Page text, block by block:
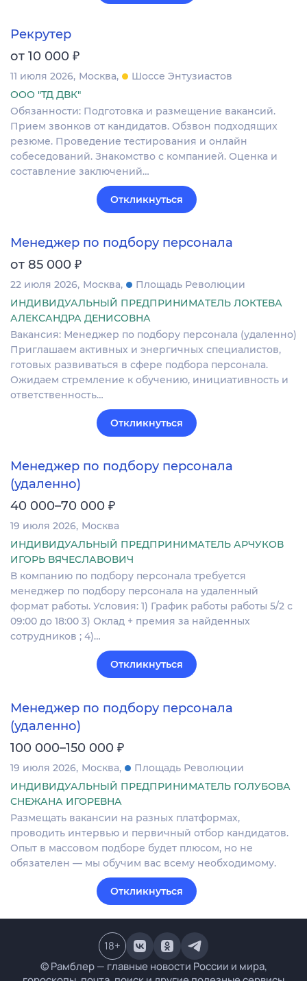
Рекрутер
от 10 000 ₽
11 июля 2026 Москва
Шоссе Энтузиастов
ООО "ТД ДВК"
Обязанности: Подготовка и размещение вакансий.
Прием звонков от кандидатов. Обзвон подходящих
резюме. Проведение тестирования и онлайн
собеседований. Знакомство с компанией. Оценка и
составление заключений…
Откликнуться
Менеджер по подбору персонала
от 85 000 ₽
22 июля 2026 Москва
Площадь Революции
ИНДИВИДУАЛЬНЫЙ ПРЕДПРИНИМАТЕЛЬ ЛОКТЕВА
АЛЕКСАНДРА ДЕНИСОВНА
Вакансия: Менеджер по подбору персонала (удаленно)
Приглашаем активных и энергичных специалистов,
готовых развиваться в сфере подбора персонала.
Ожидаем стремление к обучению, инициативность и
ответственность…
Откликнуться
Менеджер по подбору персонала
(удаленно)
40 000–70 000 ₽
19 июля 2026 Москва
ИНДИВИДУАЛЬНЫЙ ПРЕДПРИНИМАТЕЛЬ АРЧУКОВ
ИГОРЬ ВЯЧЕСЛАВОВИЧ
В компанию по подбору персонала требуется
менеджер по подбору персонала на удаленный
формат работы. Условия: 1) График работы работы 5/2 с
09:00 до 18:00 3) Оклад + премия за найденных
сотрудников ; 4)…
Откликнуться
Менеджер по подбору персонала
(удаленно)
100 000–150 000 ₽
19 июля 2026 Москва
Площадь Революции
ИНДИВИДУАЛЬНЫЙ ПРЕДПРИНИМАТЕЛЬ ГОЛУБОВА
СНЕЖАНА ИГОРЕВНА
Размещать вакансии на разных платформах,
проводить интервью и первичный отбор кандидатов.
Опыт в массовом подборе будет плюсом, но не
обязателен — мы обучим вас всему необходимому.
Откликнуться
© Рамблер — главные новости России и мира,
18+